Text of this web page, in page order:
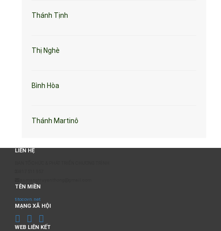
Thánh Tịnh
Thị Nghè
Bình Hòa
Thánh Martinô
LIÊN HỆ
TÊN MIỀN
titocovn.net
MẠNG XÃ HỘI
WEB LIÊN KẾT